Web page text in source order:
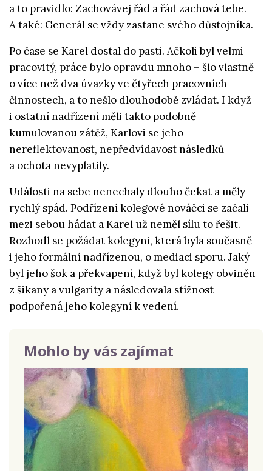
a to pravidlo: Zachovávej řád a řád zachová tebe.
A také: Generál se vždy zastane svého důstojníka.
Po čase se Karel dostal do pasti. Ačkoli byl velmi
pracovitý, práce bylo opravdu mnoho – šlo vlastně
o více než dva úvazky ve čtyřech pracovních
činnostech, a to nešlo dlouhodobě zvládat. I když
i ostatní nadřízení měli takto podobně
kumulovanou zátěž, Karlovi se jeho
nereflektovanost, nepředvídavost následků
a ochota nevyplatily.
Události na sebe nenechaly dlouho čekat a měly
rychlý spád. Podřízení kolegové nováčci se začali
mezi sebou hádat a Karel už neměl sílu to řešit.
Rozhodl se požádat kolegyni, která byla současně
i jeho formální nadřízenou, o mediaci sporu. Jaký
byl jeho šok a překvapení, když byl kolegy obviněn
z šikany a vulgarity a následovala stížnost
podpořená jeho kolegyní k vedení.
Mohlo by vás zajímat